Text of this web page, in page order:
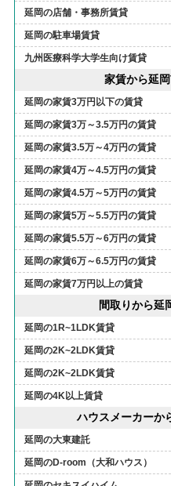
延岡の店舗・事務所賃貸
延岡の駐車場賃貸
九州医療科学大学生向け賃貸
家賃から延
延岡の家賃3万円以下の賃貸
延岡の家賃3万～3.5万円の賃貸
延岡の家賃3.5万～4万円の賃貸
延岡の家賃4万～4.5万円の賃貸
延岡の家賃4.5万～5万円の賃貸
延岡の家賃5万～5.5万円の賃貸
延岡の家賃5.5万～6万円の賃貸
延岡の家賃6万～6.5万円の賃貸
延岡の家賃7万円以上の賃貸
間取りから延
延岡の1R~1LDK賃貸
延岡の2K~2LDK賃貸
延岡の2K~2LDK賃貸
延岡の4K以上賃貸
ハウスメーカーか
延岡の大東建託
延岡のD-room（大和ハウス）